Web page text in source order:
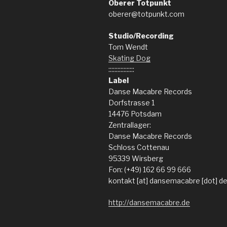
Oberer Totpunkt
oberer@totpunkt.com
Studio/Recording
Tom Wendt
Skating Dog
:::::::::::::::::
Label
Danse Macabre Records
Dorfstrasse 1
14476 Potsdam
Zentrallager:
Danse Macabre Records
Schloss Cottenau
95339 Wirsberg
Fon: (+49) 162 66 99 666
kontakt [at] dansemacabre [dot] de
http://dansemacabre.de